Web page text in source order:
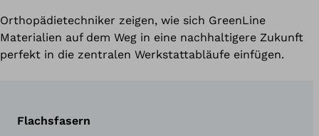
Orthopädietechniker zeigen, wie sich GreenLine
Materialien auf dem Weg in eine nachhaltigere Zukunft
perfekt in die zentralen Werkstattabläufe einfügen.
Flachsfasern